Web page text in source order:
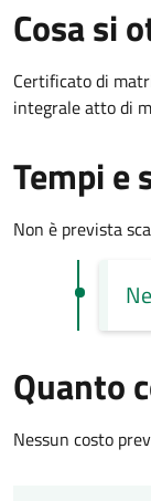
Cosa si
Certificato di
integrale atto di
Tempi e
Non è prevista
Quanto
Nessun costo